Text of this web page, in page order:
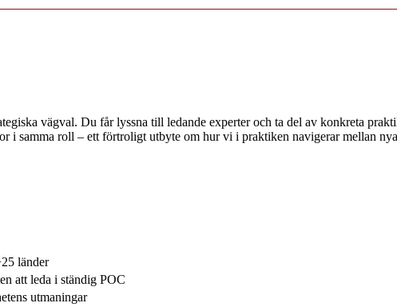
vägval. Du får lyssna till ledande experter och ta del av konkreta
i samma roll – ett förtroligt utbyte om hur vi i praktiken navigerar mellan
länder
att leda i ständig POC
utmaningar